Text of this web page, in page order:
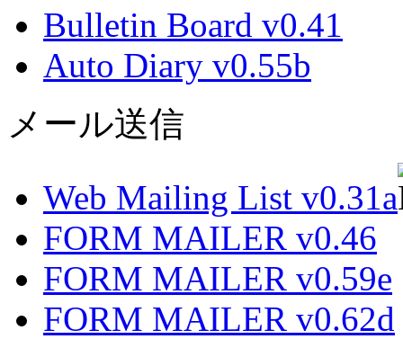
Bulletin Board v0.41
Auto Diary v0.55b
メール送信
Web Mailing List v0.31a
FORM MAILER v0.46
FORM MAILER v0.59e
FORM MAILER v0.62d